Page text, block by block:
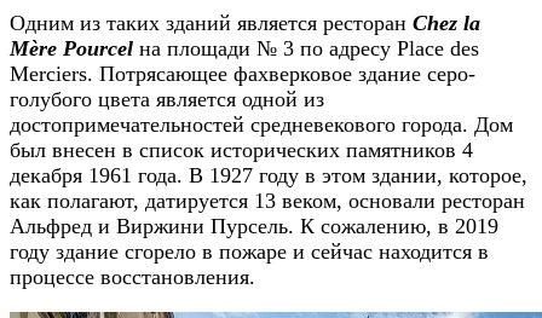
Одним из таких зданий является ресторан Chez la
Mère Pourcel на площади № 3 по адресу Place des
Merciers. Потрясающее фахверковое здание серо-
голубого цвета является одной из
достопримечательностей средневекового города. Дом
был внесен в список исторических памятников 4
декабря 1961 года. В 1927 году в этом здании, которое,
как полагают, датируется 13 веком, основали ресторан
Альфред и Виржини Пурсель. К сожалению, в 2019
году здание сгорело в пожаре и сейчас находится в
процессе восстановления.